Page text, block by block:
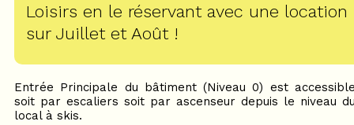
Loisirs en le réservant avec une location
sur Juillet et Août !
Entrée Principale du bâtiment (Niveau 0) est
soit par escaliers soit par ascenseur depuis le niveau
local à skis.